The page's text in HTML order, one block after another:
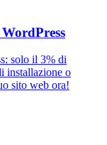
solo il 3% di
installazione o
sito web ora!